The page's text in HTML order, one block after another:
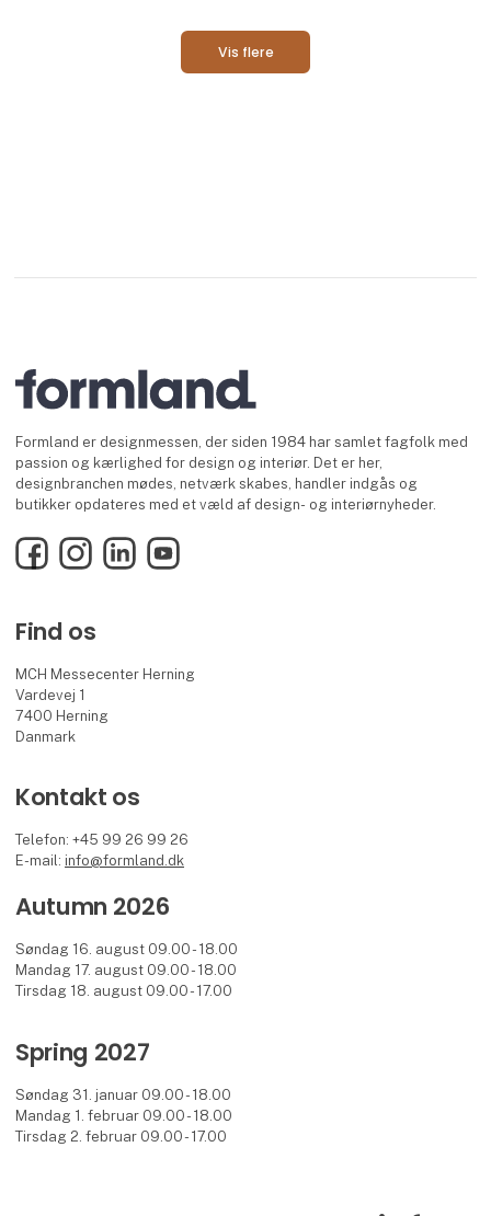
Vis flere
Formland er designmessen, der siden 1984 har samlet fagfolk med
passion og kærlighed for design og interiør. Det er her,
designbranchen mødes, netværk skabes, handler indgås og
butikker opdateres med et væld af design- og interiørnyheder.
FacebookInstagramLinkedInYouTube
Find os
MCH Messecenter Herning
Vardevej 1
7400 Herning
Danmark
Kontakt os
Telefon: +45 99 26 99 26
E-mail: info@formland.dk
Autumn 2026
Søndag 16. august 09.00 - 18.00
Mandag 17. august 09.00 - 18.00
Tirsdag 18. august 09.00 - 17.00
Spring 2027
Søndag 31. januar 09.00 - 18.00
Mandag 1. februar 09.00 - 18.00
Tirsdag 2. februar 09.00 - 17.00